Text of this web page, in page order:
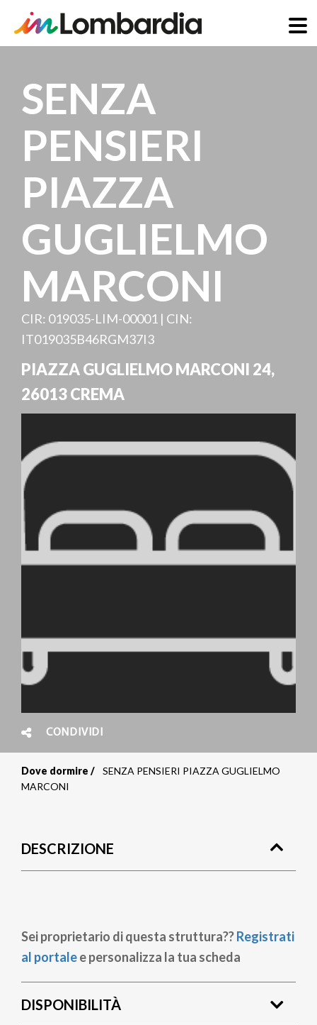
contenuto
principale
SENZA
PENSIERI
PIAZZA
GUGLIELMO
MARCONI
CIR: 019035-LIM-00001 | CIN:
IT019035B46RGM37I3
PIAZZA GUGLIELMO MARCONI 24,
26013CREMA
CONDIVIDI
Briciole
pane
Dove dormire
SENZA PENSIERI PIAZZA GUGLIELMO
MARCONI
DESCRIZIONE
Sei proprietario di questa struttura??Registrati
al portalee personalizza la tua scheda
DISPONIBILITÀ